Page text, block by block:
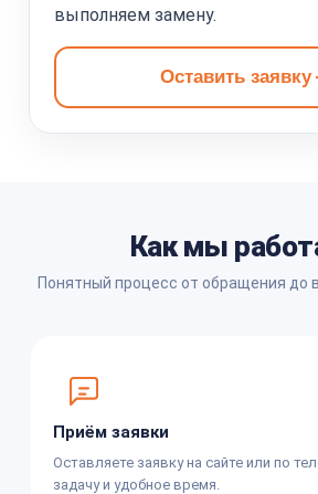
выполняем замену.
Оставить заявку
Как мы
Понятный процесс от обращения до
Приём заявки
Оставляете заявку на сайте или по
задачу и удобное время.